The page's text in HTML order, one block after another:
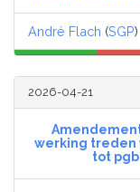
André Flach (SGP)
2026-04-21
werking treden
tot